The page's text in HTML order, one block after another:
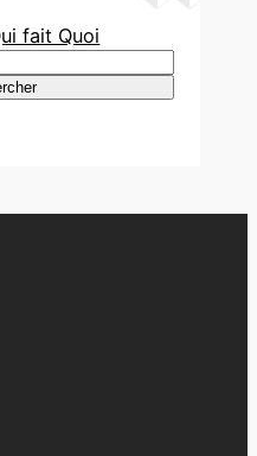
fait Quoi